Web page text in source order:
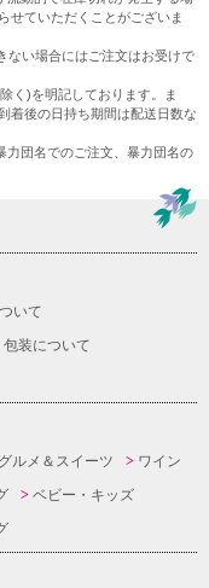
せていただくことがございま
ない場合にはご注文はお受けで
く)を明記しております。ま
着後の日持ち期間は配送日数な
力団名でのご注文、暴力団名の
いて
装について
ルメ＆スイーツ
ワイン
ベビー・キッズ